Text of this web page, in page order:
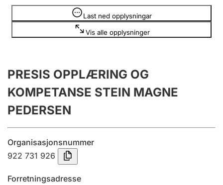
Fleire organisasjonsformer
Årsrekneskap
Innsending og forseinkingsgebyr
Jeger
Betaling og jegeravgiftskort
Last ned opplysningar
Vis alle opplysninger
Opplysninger er skjult
PRESIS OPPLÆRING OG
KOMPETANSE STEIN MAGNE
PEDERSEN
Organisasjonsnummer
922 731 926
Forretningsadresse